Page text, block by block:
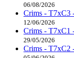
06/08/2026
Crims - T7xC3
12/06/2026
Crims - T7xC1
29/05/2026
Crims - T7xC2